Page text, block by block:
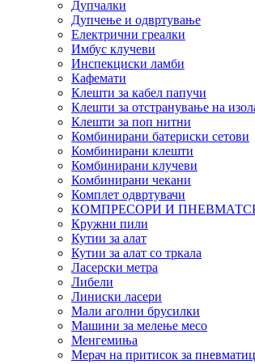
Дупчалки
Дупчење и одвртување
Електрични греалки
Имбус клучеви
Инспекциски ламби
Кафемати
Клешти за кабел папучи
Клешти за отстранување на
Клешти за поп нитни
Комбинирани батериски сетови
Комбинирани клешти
Комбинирани клучеви
Комбинирани чекани
Комплет одвртувачи
КОМПРЕСОРИ И
Кружни пили
Кутии за алат
Кутии за алат со тркала
Ласерски метра
Либели
Линиски ласери
Мали аголни брусилки
Машини за мелење месо
Менгемиња
Мерач на притисок за